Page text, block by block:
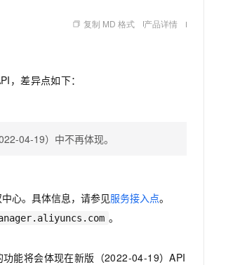
复制 MD 格式 产品详情
，差异点如下：
04-19）中不再体现。
心。具体信息，请参见服务接入点。
。
能将会体现在新版（2022-04-19）API